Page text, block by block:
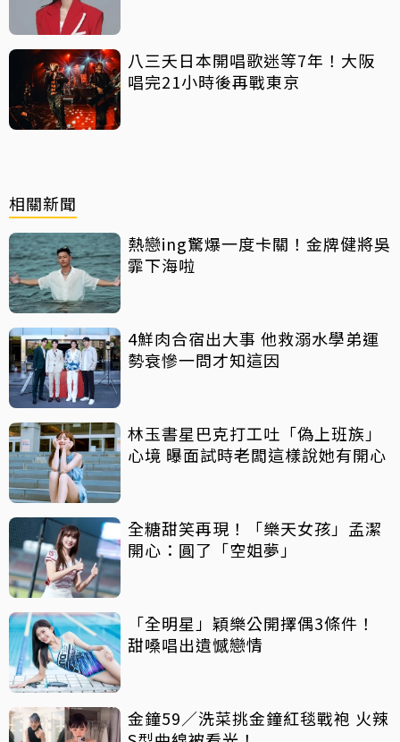
八三夭日本開唱歌迷等7年！大阪
唱完21小時後再戰東京
相關新聞
熱戀ing驚爆一度卡關！金牌健將吳
霏下海啦
4鮮肉合宿出大事 他救溺水學弟運
勢衰慘一問才知這因
林玉書星巴克打工吐「偽上班族」
心境 曝面試時老闆這樣說她有開心
全糖甜笑再現！「樂天女孩」孟潔
開心：圓了「空姐夢」
「全明星」穎樂公開擇偶3條件！
甜嗓唱出遺憾戀情
金鐘59／洗菜挑金鐘紅毯戰袍 火辣